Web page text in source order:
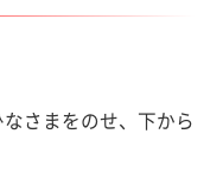
さまをのせ、下から